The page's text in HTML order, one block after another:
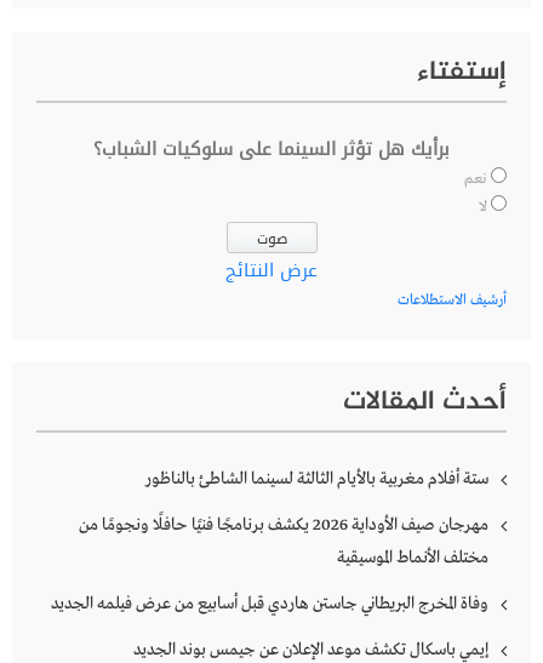
إستفتاء
برأيك هل تؤثر السينما على سلوكيات الشباب؟
نعم
لا
عرض النتائج
أرشيف الاستطلاعات
أحدث المقالات
ستة أفلام مغربية بالأيام الثالثة لسينما الشاطئ بالناظور
مهرجان صيف الأوداية 2026 يكشف برنامجًا فنيًا حافلًا ونجومًا من
مختلف الأنماط الموسيقية
وفاة المخرج البريطاني جاستن هاردي قبل أسابيع من عرض فيلمه الجديد
إيمي باسكال تكشف موعد الإعلان عن جيمس بوند الجديد